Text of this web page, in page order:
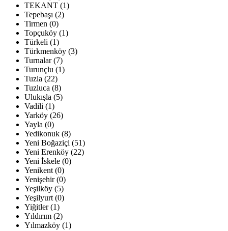
TEKANT (1)
Tepebaşı (2)
Tirmen (0)
Topçuköy (1)
Türkeli (1)
Türkmenköy (3)
Turnalar (7)
Turunçlu (1)
Tuzla (22)
Tuzluca (8)
Ulukışla (5)
Vadili (1)
Yarköy (26)
Yayla (0)
Yedikonuk (8)
Yeni Boğaziçi (51)
Yeni Erenköy (22)
Yeni İskele (0)
Yenikent (0)
Yenişehir (0)
Yeşilköy (5)
Yeşilyurt (0)
Yiğitler (1)
Yıldırım (2)
Yılmazköy (1)